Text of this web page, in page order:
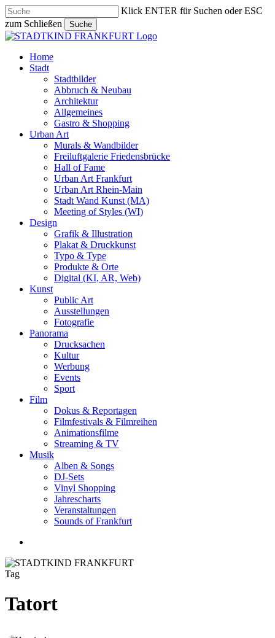
Skip
to
main
content
Klick ENTER für Suchen oder ESC
zum Schließen
Suche
Close
search
Menu
Home
Stadt
Stadtbilder
Abbruch & Neubau
Architektur
Allgemeines
Gastro & Shopping
Urban Art
Murals & Wandbilder
Freiluftgalerie Friedensbrücke
Hall of Fame
Urban Art Frankfurt
Urban Art Rhein-Main
Stadt Wand Kunst (MA)
Meeting of Styles (WI)
Design
Grafik & Illustration
Plakat & Druckkunst
Typo & Type
Produkte & Orte
Digital (KI, AR, Web)
Kunst
Public Art
Ausstellungen
Fotografie
Panorama
Drucksachen
Kultur
Werbung
Events
Sport
Film
Dokus & Reportagen
Filmfestivals & Filmreihen
Animationsfilme
Streaming & TV
Musik
Alben & Songs
DJ-Sets
Vinyl Shopping
Jahrescharts
Veranstaltungen
Sounds of Frankfurt
Tag
Tatort